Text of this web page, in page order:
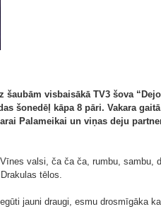
visbaisākā TV3 šova
šonedēļ kāpa 8 pāri. Vakara
Palameikai un viņas deju
valsi, ča ča ča, rumbu, sambu,
tēlos.
jauni draugi, esmu drosmīgāka